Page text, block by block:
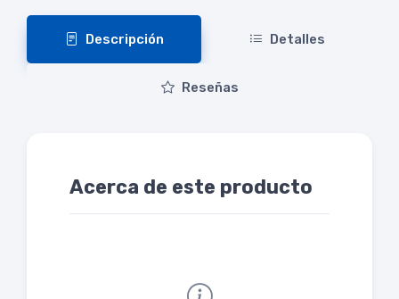
Descripción Detalles
Reseñas
Acerca de este producto